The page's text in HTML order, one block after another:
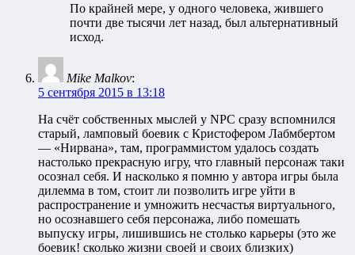
По крайней мере, у одного человека, жившего
почти две тысячи лет назад, был альтернативный
исход.
Mike Malkov:
5 сентября 2015 в 13:18
На счёт собственных мыслей у NPC сразу вспомнился
старый, ламповый боевик с Кристофером Лабмбертом
— «Нирвана», там, программистом удалось создать
настолько прекрасную игру, что главный персонаж таки
осознал себя. И насколько я помню у автора игры была
дилемма в том, стоит ли позволить игре уйти в
распространение и умножить несчастья виртуального,
но осознавшего себя персонажа, либо помешать
выпуску игры, лишившись не столько карьеры (это же
боевик! сколько жизни своей и своих близких)